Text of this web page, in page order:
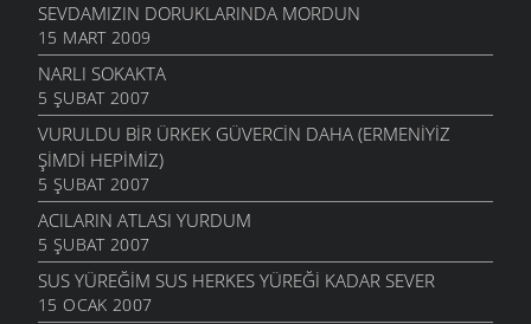
SEVDAMIZIN DORUKLARINDA MORDUN
15 MART 2009
NARLI SOKAKTA
5 ŞUBAT 2007
VURULDU BIR ÜRKEK GÜVERCIN DAHA (ERMENIYIZ
ŞIMDI HEPIMIZ)
5 ŞUBAT 2007
ACILARIN ATLASI YURDUM
5 ŞUBAT 2007
SUS YÜREĞIM SUS HERKES YÜREĞI KADAR SEVER
15 OCAK 2007